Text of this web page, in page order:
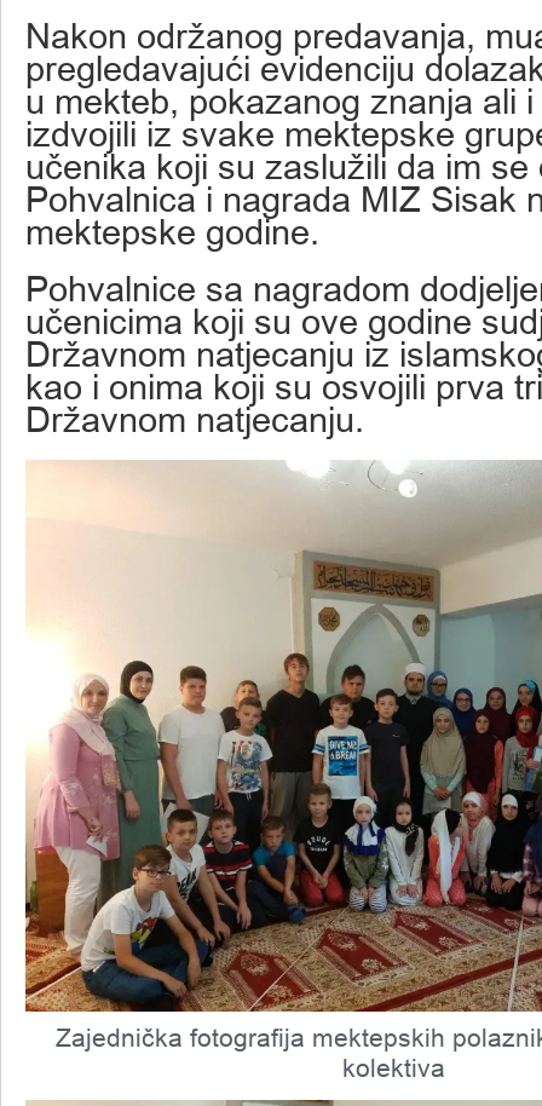
Nakon održanog predavanja,
pregledavajući evidenciju
u mekteb, pokazanog znanja ali
izdvojili iz svake mektepske
učenika koji su zaslužili da im se
Pohvalnica i nagrada MIZ Sisak
mektepske godine.
Pohvalnice sa nagradom
učenicima koji su ove godine
Državnom natjecanju iz
kao i onima koji su osvojili prva
Državnom natjecanju.
Zajednička fotografija mektepskih
kolektiva